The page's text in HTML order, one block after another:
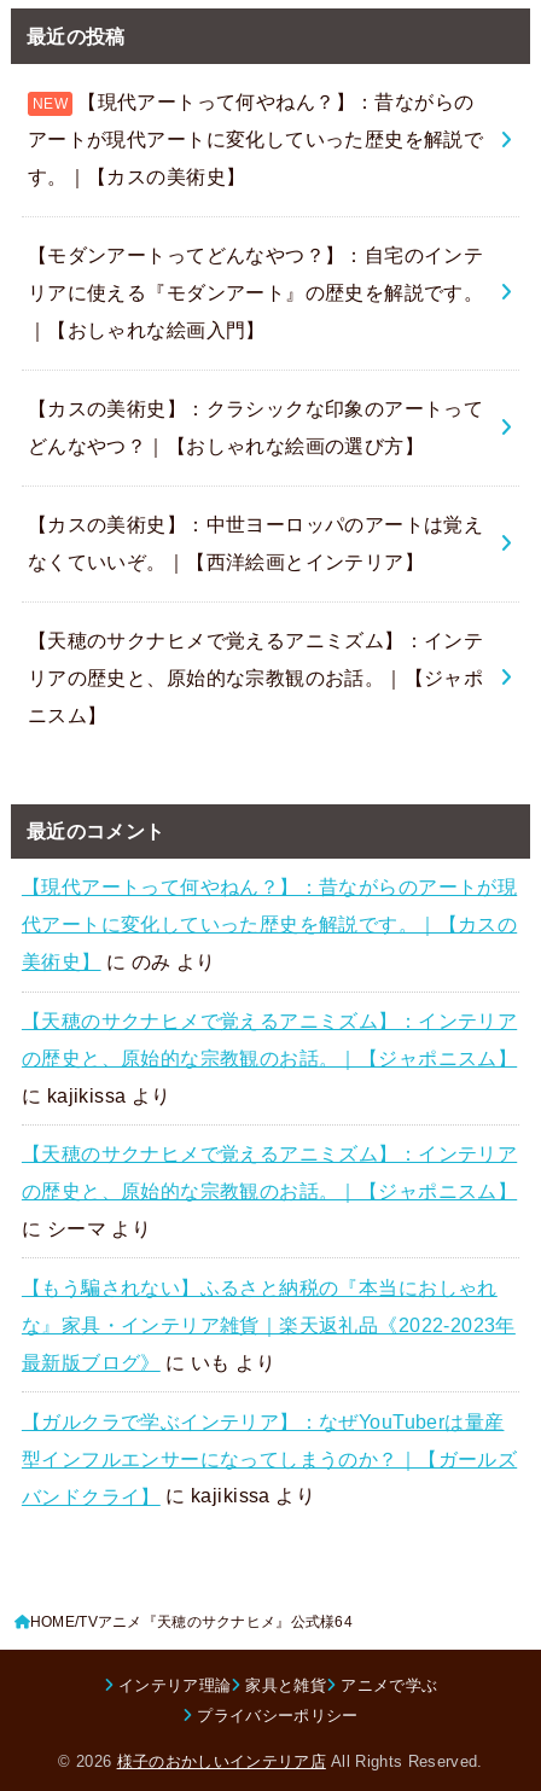
最近の投稿
【現代アートって何やねん？】：昔ながらの
アートが現代アートに変化していった歴史を解説で
す。｜【カスの美術史】
【モダンアートってどんなやつ？】：自宅のインテ
リアに使える『モダンアート』の歴史を解説です。
｜【おしゃれな絵画入門】
【カスの美術史】：クラシックな印象のアートって
どんなやつ？｜【おしゃれな絵画の選び方】
【カスの美術史】：中世ヨーロッパのアートは覚え
なくていいぞ。｜【西洋絵画とインテリア】
【天穂のサクナヒメで覚えるアニミズム】：インテ
リアの歴史と、原始的な宗教観のお話。｜【ジャポ
ニスム】
最近のコメント
【現代アートって何やねん？】：昔ながらのアートが現
代アートに変化していった歴史を解説です。｜【カスの
美術史】
に のみ より
【天穂のサクナヒメで覚えるアニミズム】：インテリア
の歴史と、原始的な宗教観のお話。｜【ジャポニスム】
に kajikissa より
【天穂のサクナヒメで覚えるアニミズム】：インテリア
の歴史と、原始的な宗教観のお話。｜【ジャポニスム】
に シーマ より
【もう騙されない】ふるさと納税の『本当におしゃれ
な』家具・インテリア雑貨｜楽天返礼品《2022-2023年
最新版ブログ》
に いも より
【ガルクラで学ぶインテリア】：なぜYouTuberは量産
型インフルエンサーになってしまうのか？｜【ガールズ
バンドクライ】
に kajikissa より
HOME TVアニメ『天穂のサクナヒメ』公式様64
インテリア理論 家具と雑貨
アニメで学ぶ
プライバシーポリシー
© 2026 様子のおかしいインテリア店All Rights Reserved.